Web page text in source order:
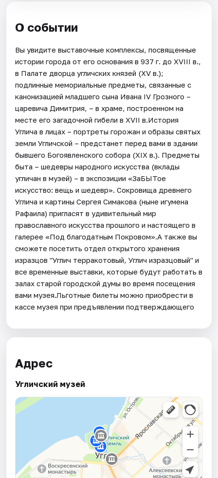
О событии
Вы увидите выставочные комплексы, посвященные
истории города от его основания в 937 г. до XVIII в.,
в Палате дворца угличских князей (XV в.);
подлинные мемориальные предметы, связанные с
канонизацией младшего сына Ивана IV Грозного –
царевича Димитрия, – в храме, построенном на
месте его загадочной гибели в XVII в.История
Углича в лицах – портреты горожан и образы святых
земли Угличской – предстанет перед вами в здании
бывшего Богоявленского собора (XIX в.). Предметы
быта – шедевры народного искусства (вклады
угличан в музей) – в экспозиции «ЗаБЫТое
искусство: вещь и шедевр». Сокровища древнего
Углича и картины Сергея Симакова (ныне игумена
Рафаила) пригласят в удивительный мир
православного искусства прошлого и настоящего в
галерее «Под благодатным Покровом».А также вы
сможете посетить отдел открытого хранения
изразцов "Углич терракотовый, Углич изразцовый" и
все временные выставки, которые будут работать в
залах старой городской думы во время посещения
вами музея.Льготные билеты можно приобрести в
кассе музея при предъявлении подтверждающего
Адрес
Угличский музей